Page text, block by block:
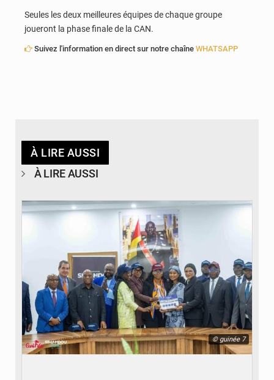
Seules les deux meilleures équipes de chaque groupe
joueront la phase finale de la CAN.
Suivez l'information en direct sur notre chaîne WHATSAPP
À LIRE AUSSI
À LIRE AUSSI
© guinée 7